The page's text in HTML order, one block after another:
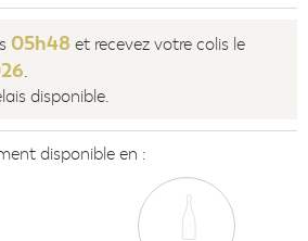
05h48 et recevez votre colis le
disponible.
disponible en :